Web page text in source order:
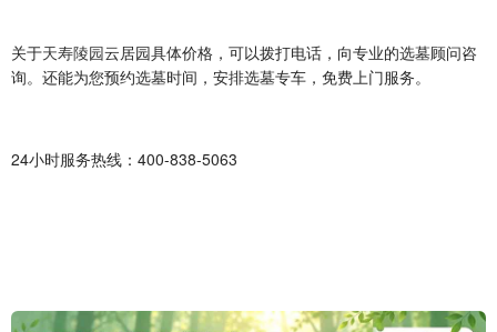
关于天寿陵园云居园具体价格，可以拨打电话，向专业的选墓顾问咨
询。还能为您预约选墓时间，安排选墓专车，免费上门服务。
24小时服务热线： 400-838-5063